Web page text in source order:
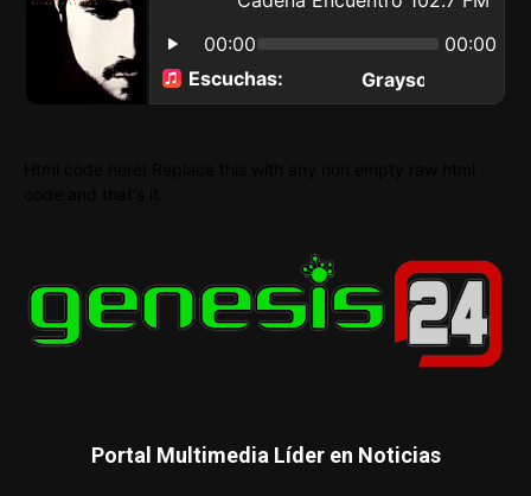
Portal Multimedia Líder en Noticias